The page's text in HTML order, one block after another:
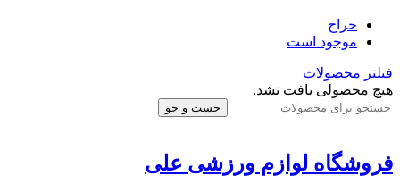
حراج
موجود است
فیلتر محصولات
هیچ محصولی یافت نشد.
جست و جو
فروشگاه لوازم ورزشی علی